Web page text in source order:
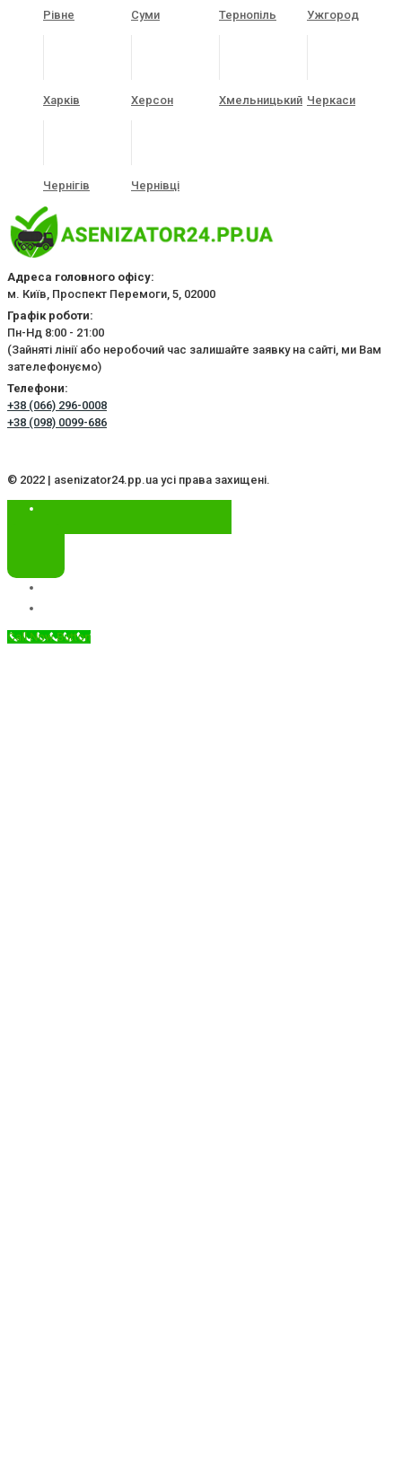
Рівне Суми Тернопіль Ужгород
Харків Херсон Хмельницький Черкаси
Чернігів Чернівці
Адреса головного офісу:
м. Київ, Проспект Перемоги, 5, 02000
Графік роботи:
Пн-Нд 8:00 - 21:00
(Зайняті лінії або неробочий час залишайте заявку на сайті, ми Вам
зателефонуємо)
Телефони:
+38 (066) 296-0008
+38 (098) 0099-686
© 2022 | asenizator24.pp.ua усі права захищені.
Call Now Button